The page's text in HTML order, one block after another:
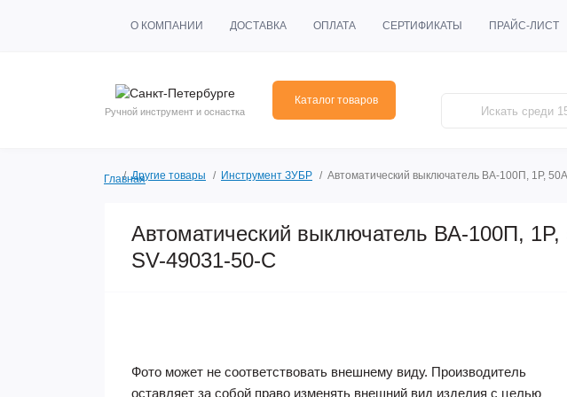
О КОМПАНИИ ДОСТАВКА ОПЛАТА СЕРТИФИКАТЫ ПРАЙС-ЛИСТ
Ручной инструмент и оснастка
Каталог товаров
ГлавнаяДругие товары Инструмент ЗУБР Автоматический выключатель ВА-100П, 1P,
Автоматический выключатель ВА-100П,
SV-49031-50-C
Фото может не соответствовать внешнему виду. Производитель
оставляет за собой право изменять внешний вид изделия с целью